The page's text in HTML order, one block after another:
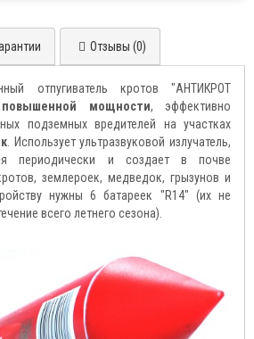
Отзывы (0)
отпугиватель кротов "АНТИКРОТ
повышенной мощности, эффективно
подземных вредителей на участках
. Использует ультразвуковой излучатель,
периодически и создает в почве
землероек, медведок, грызунов и
нужны 6 батареек "R14" (их не
всего летнего сезона).